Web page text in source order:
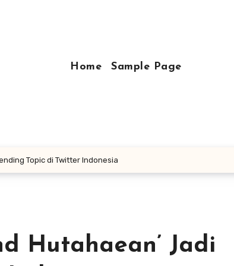
Home Sample Page
Topic di Twitter Indonesia
Hutahaean’ Jadi